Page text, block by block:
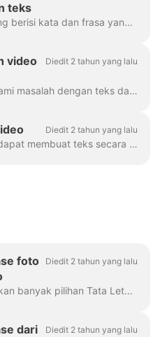
teks
Ini adalah file teks yang berisi kata dan frasa yang diucapkan dalam video. File semacam itu dapat digunakan bersama dengan file video, atau pemutar video online untuk membuktikan ...
video
Diedit 2 tahun yang lalu
Apakah Anda mengalami masalah dengan teks dalam proyek Anda? Mari kita selesaikan masalah itu! Pertama-tama, pastikan unggahan video Anda sudah sepenuhnya...
Diedit 2 tahun yang lalu
Di Wave.video, Anda dapat membuat teks secara otomatis untuk video Anda atau mengunggah file .srt atau .vtt. Setelah Anda menambahkan teks ke video, Anda dapat menata...
foto
Diedit 2 tahun yang lalu
Wave.video menawarkan banyak pilihan Tata Letak - kumpulan bingkai, topeng, dan kisi - yang memungkinkan Anda untuk menggabungkan beberapa visual dalam satu pemandangan...
dari
Diedit 2 tahun yang lalu